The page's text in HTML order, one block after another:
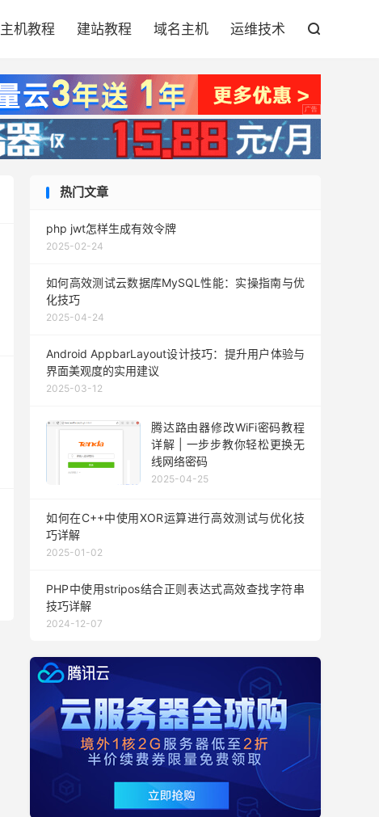
主机教程 建站教程 域名主机 运维技术 
热门文章
php jwt怎样生成有效令牌
2025-02-24
如何高效测试云数据库MySQL性能：实操指南与优
化技巧
2025-04-24
Android AppbarLayout设计技巧：提升用户体验与
界面美观度的实用建议
2025-03-12
腾达路由器修改WiFi密码教程
详解 | 一步步教你轻松更换无
线网络密码
2025-04-25
如何在C++中使用XOR运算进行高效测试与优化技
巧详解
2025-01-02
PHP中使用stripos结合正则表达式高效查找字符串
技巧详解
2024-12-07